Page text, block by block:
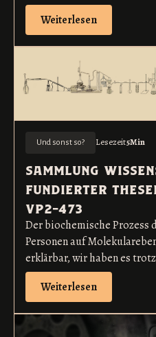
Weiterlesen
Und sonst so? Lesezeit5Min
sammlung
fundierter
vp2-473
Der biochemische Prozess
Personen auf
erklärbar, wir haben es
Weiterlesen